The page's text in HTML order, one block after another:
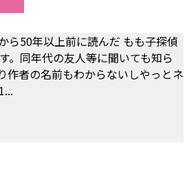
ら50年以上前に読んだ もも子探偵
。同年代の友人等に聞いても知ら
作者の名前もわからないしやっとネ